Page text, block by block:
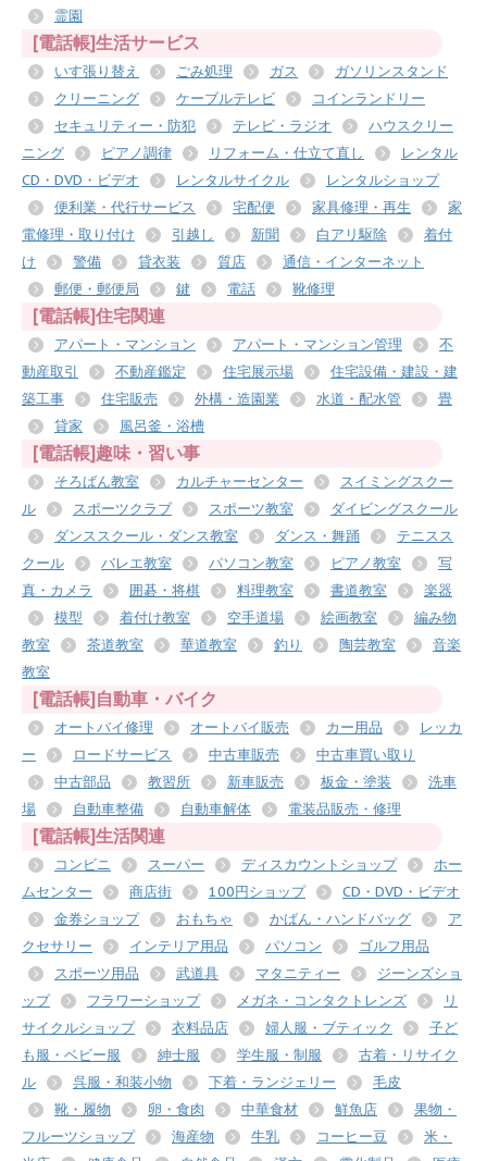
霊園
[電話帳]生活サービス
いす張り替え ごみ処理 ガス
ガソリンスタンド
クリーニング
ケーブルテレビ
コインランドリー
セキュリティー・防犯
テレビ・ラジオ
ハウスクリー
ニング
ピアノ調律 リフォーム・仕立て直し
レンタル
CD・DVD・ビデオ
レンタルサイクル
レンタルショップ
便利業・代行サービス
宅配便 家具修理・再生
家
電修理・取り付け
引越し 新聞 白アリ駆除
着付
け
警備 貸衣装 質店
通信・インターネット
郵便・郵便局
鍵 電話 靴修理
[電話帳]住宅関連
アパート・マンション アパート・マンション管理
不
動産取引
不動産鑑定 住宅展示場
住宅設備・建設・建
築工事
住宅販売 外構・造園業 水道・配水管
畳
貸家
風呂釜・浴槽
[電話帳]趣味・習い事
そろばん教室 カルチャーセンター
スイミングスクー
ル
スポーツクラブ スポーツ教室
ダイビングスクール
ダンススクール・ダンス教室
ダンス・舞踊
テニスス
クール
バレエ教室 パソコン教室 ピアノ教室
写
真・カメラ
囲碁・将棋 料理教室 書道教室
楽器
模型
着付け教室 空手道場 絵画教室
編み物
教室
茶道教室 華道教室 釣り 陶芸教室
音楽
教室
[電話帳]自動車・バイク
オートバイ修理 オートバイ販売 カー用品
レッカ
ー
ロードサービス 中古車販売
中古車買い取り
中古部品
教習所 新車販売 板金・塗装
洗車
場
自動車整備 自動車解体 電装品販売・修理
[電話帳]生活関連
コンビニ スーパー ディスカウントショップ
ホー
ムセンター
商店街 100円ショップ
CD・DVD・ビデオ
金券ショップ
おもちゃ かばん・ハンドバッグ
ア
クセサリー
インテリア用品 パソコン
ゴルフ用品
スポーツ用品
武道具 マタニティー
ジーンズショ
ップ
フラワーショップ メガネ・コンタクトレンズ
リ
サイクルショップ
衣料品店 婦人服・ブティック
子ど
も服・ベビー服
紳士服 学生服・制服
古着・リサイク
ル
呉服・和装小物 下着・ランジェリー
毛皮
靴・履物
卵・食肉 中華食材 鮮魚店
果物・
フルーツショップ
海産物 牛乳 コーヒー豆
米・